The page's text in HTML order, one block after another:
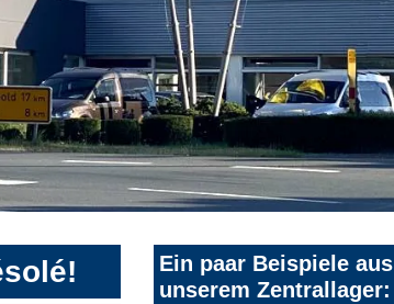
Ein paar Beispiele aus
unserem Zentrallager: